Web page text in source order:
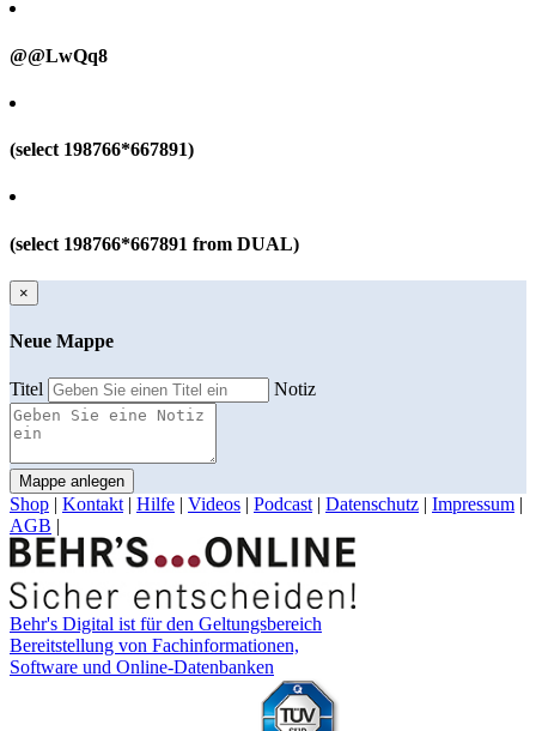
@@LwQq8
(select 198766*667891)
(select 198766*667891 from DUAL)
×
Neue Mappe
Titel Notiz
Mappe anlegen
Shop | Kontakt | Hilfe | Videos | Podcast | Datenschutz | Impressum |
AGB |
Behr's Digital ist für den Geltungsbereich
Bereitstellung von Fachinformationen,
Software und Online-Datenbanken